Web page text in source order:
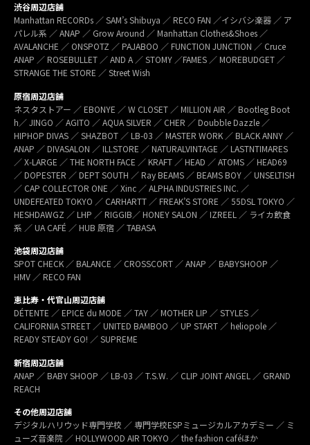
渋谷周辺店舗
Manhattan RECORDs ／ SAM’s Shibuya ／ RECO FAN ／イシバシ楽器 ／ ア
パレル系 ／ ANAP ／ Grow Around ／ Manhattan Clothes&Shoes ／
AVALANCHE ／ ONSPOTZ ／ PAJABOO ／ FUNCTION JUNCTION ／ Cruce
ANAP ／ ROSEBULLET ／ AND A ／ STOMY ／FAMES ／ MOREBUDGET ／
STRANGE THE STORE ／ Street Wish
原宿周辺店舗
ネスタストアー ／ EBONYE ／ W CLOSET ／ MILLION AIR ／ Bootleg Boot
h／ JINGO ／ AGITO ／ AQUA SILVER ／ CHER ／ Doubble Dazzle ／
HIPHOP DIVAS ／ SHAZBOT ／ LB-03 ／ MASTER WORK ／ BLACK ANNY ／
ANAP ／ DIVASALON ／ ILLSTORE ／ NATURALVINTAGE ／ LASTNTIMARES
／ X-LARGE ／ THE NORTH FACE ／ KRAFT ／ HEAD ／ ATOMS ／ HEAD69
／ DOPESTER ／ DEPT SOUTH ／ Ray BEAMS ／ BEAMS BOY ／ UNSELTISH
／ CAP COLLECTOR ONE ／ Xinc ／ ALPHA INDUSTRIES INC. ／
UNDEFEATED TOKYO ／ CARHARTT ／ FREAK’S STORE ／ 55DSL TOKYO ／
HESHDAWGZ ／ LHP ／ RIGGIB／ HONEY SALON ／ IZREEL ／ ライカ飲食
系 ／ UA CAFÉ ／ HUB 原宿 ／ TABASA
池袋周辺店舗
SPOT CHECK ／ BALANCE ／ CROSSCORT ／ ANAP ／ BABYSHOOP ／
HMV ／ RECO FAN
恵比寿・代官山周辺店舗
DÉTENTE ／ EPICE du MODE ／ TAY ／ MOTHER LIP ／ STYLES ／
CALIFORNIA STREET ／ UNITED BAMBOO ／ UP START ／ heliopole ／
READY STEADY GO! ／ SUPREME
新宿周辺店舗
ANAP ／ BABY SHOOP ／ LB-03 ／ T.S.W. ／ CLIP JOINT ANGEL ／ GRAND
REACH
その他周辺店舗
デジタルハリウッド専門学校 ／ 専門学校ESPミュージカルアカデミー ／ ミ
ューズ音楽院 ／ HOLLYWOOD AIR TOKYO ／ the fashion caféほか